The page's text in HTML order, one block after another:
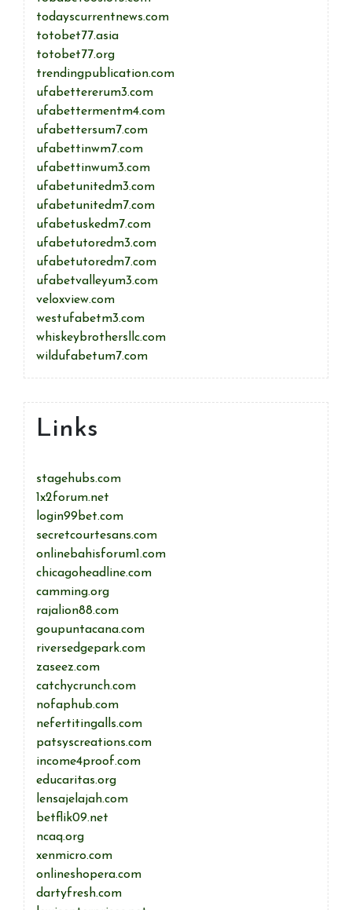
todayscurrentnews.com
totobet77.asia
totobet77.org
trendingpublication.com
ufabettererum3.com
ufabettermentm4.com
ufabettersum7.com
ufabettinwm7.com
ufabettinwum3.com
ufabetunitedm3.com
ufabetunitedm7.com
ufabetuskedm7.com
ufabetutoredm3.com
ufabetutoredm7.com
ufabetvalleyum3.com
veloxview.com
westufabetm3.com
whiskeybrothersllc.com
wildufabetum7.com
Links
stagehubs.com
1x2forum.net
login99bet.com
secretcourtesans.com
onlinebahisforum1.com
chicagoheadline.com
camming.org
rajalion88.com
goupuntacana.com
riversedgepark.com
zaseez.com
catchycrunch.com
nofaphub.com
nefertitingalls.com
patsyscreations.com
income4proof.com
educaritas.org
lensajelajah.com
betflik09.net
ncaq.org
xenmicro.com
onlineshopera.com
dartyfresh.com